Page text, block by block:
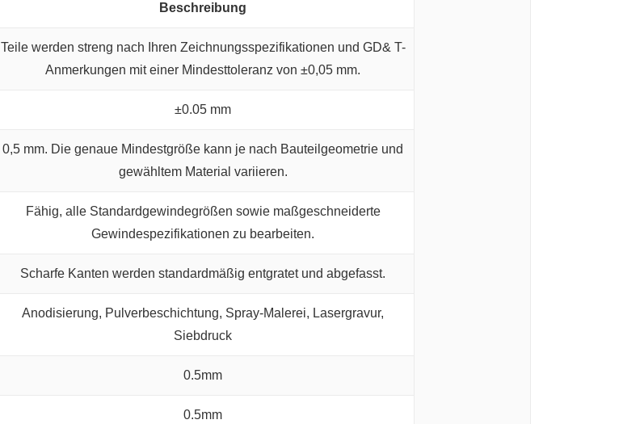
Beschreibung
Teile werden streng nach Ihren Zeichnungsspezifikationen und GD& T-
Anmerkungen mit einer Mindesttoleranz von ±0,05 mm.
±0.05 mm
0,5 mm. Die genaue Mindestgröße kann je nach Bauteilgeometrie und
gewähltem Material variieren.
Fähig, alle Standardgewindegrößen sowie maßgeschneiderte
Gewindespezifikationen zu bearbeiten.
Scharfe Kanten werden standardmäßig entgratet und abgefasst.
Anodisierung, Pulverbeschichtung, Spray-Malerei, Lasergravur,
Siebdruck
0.5mm
0.5mm